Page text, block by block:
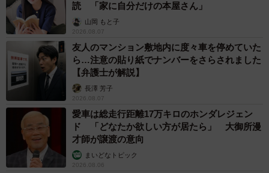
読 「家に自分だけの本屋さん」
山岡 もと子
2026.08.07
友人のマンション敷地内に度々車を停めていた
ら…注意の貼り紙でナンバーをさらされました
【弁護士が解説】
長澤 芳子
2026.08.07
愛車は総走行距離17万キロのホンダレジェン
ド 「どなたか欲しい方が居たら」 大御所漫
才師が譲渡の意向
まいどなトピック
2026.08.06